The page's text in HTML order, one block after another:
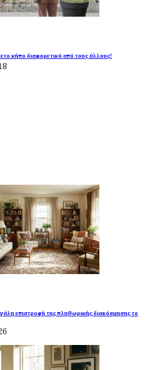
κήπο διαφορετικό από τους άλλους!
επιστροφή της πληθωρικής διακόσμησης το